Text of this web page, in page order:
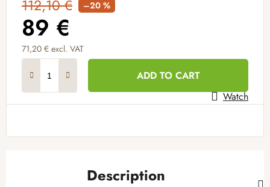
112,10 € –20 %
89 €
71,20 € excl. VAT
ADD TO CART
Watch
Description